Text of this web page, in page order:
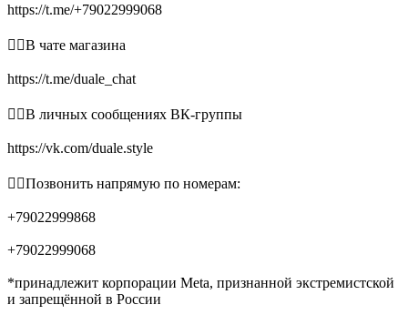
https://t.me/+79022999068
👉🏻В чате магазина
https://t.me/duale_chat
👉🏻В личных сообщениях ВК-группы
https://vk.com/duale.style
👉🏻Позвонить напрямую по номерам:
+79022999868
+79022999068
*принадлежит корпорации Meta, признанной экстремистской
и запрещённой в России